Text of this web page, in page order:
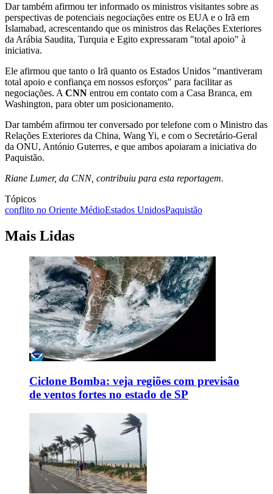
Dar também afirmou ter informado os ministros visitantes sobre as
perspectivas de potenciais negociações entre os EUA e o Irã em
Islamabad, acrescentando que os ministros das Relações Exteriores
da Arábia Saudita, Turquia e Egito expressaram "total apoio" à
iniciativa.
Ele afirmou que tanto o Irã quanto os Estados Unidos "mantiveram
total apoio e confiança em nossos esforços" para facilitar as
negociações. A CNN entrou em contato com a Casa Branca, em
Washington, para obter um posicionamento.
Dar também afirmou ter conversado por telefone com o Ministro das
Relações Exteriores da China, Wang Yi, e com o Secretário-Geral
da ONU, António Guterres, e que ambos apoiaram a iniciativa do
Paquistão.
Riane Lumer, da CNN, contribuiu para esta reportagem.
Tópicos
conflito no Oriente MédioEstados UnidosPaquistão
Mais Lidas
Ciclone Bomba: veja regiões com previsão
de ventos fortes no estado de SP